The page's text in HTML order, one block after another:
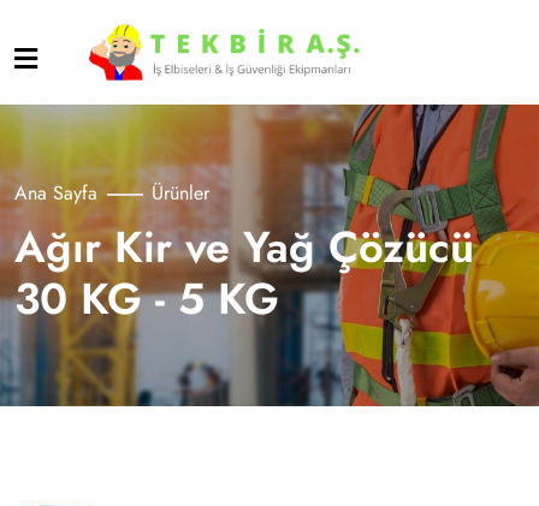
Ana Sayfa Ürünler
Ağır Kir ve Yağ Çözücü
30 KG - 5 KG